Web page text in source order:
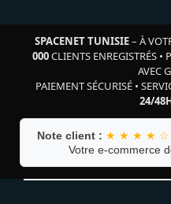
SPACENET TUNISIE– À
000CLIENTS ENREGISTRÉS•
AVEC
PAIEMENT SÉCURISÉ •
24/
Note client : ★ ★ ★ ★ ☆
Votre e-commerce